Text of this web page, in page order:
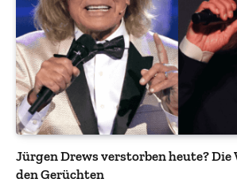
Jürgen Drews verstorben heute?
den Gerüchten